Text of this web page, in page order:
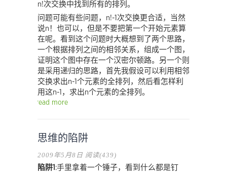
n!次交换中找到所有的排列。
问题可能有些问题，n!-1次交换更合适，当然
说n！也可以，但是不要把第一个开始元素算
在呢。看到这个问题时大概想到了两个思路，
一个根据排列之间的相邻关系，组成一个图，
证明这个图中存在一个汉密尔顿路。另一个则
是采用递归的思路，首先我假设可以利用相邻
交换求出n-1个元素的全排列，然后看怎样利
用这n-1，求出n个元素的全排列。
read more
思维的陷阱
2009年5月8日 阅读(439)
陷阱1 :手里拿着一个锤子，看到什么都是钉